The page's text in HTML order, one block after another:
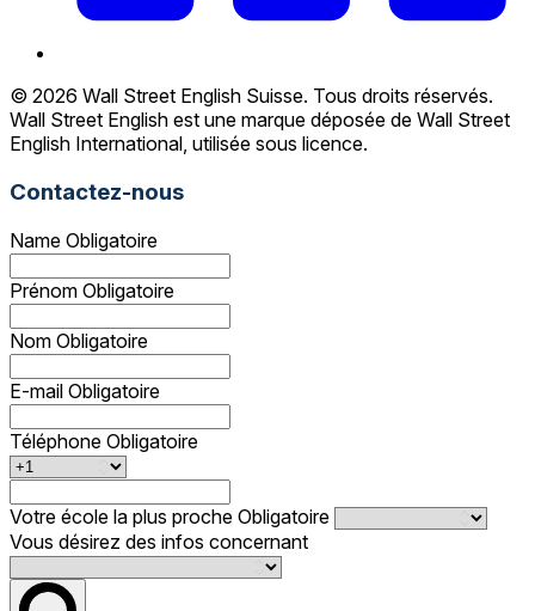
© 2026 Wall Street English Suisse. Tous droits réservés.
Wall Street English est une marque déposée de Wall Street
English International, utilisée sous licence.
Contactez-nous
Name Obligatoire
Prénom Obligatoire
Nom Obligatoire
E-mail Obligatoire
Téléphone Obligatoire
Votre école la plus proche Obligatoire
Vous désirez des infos concernant